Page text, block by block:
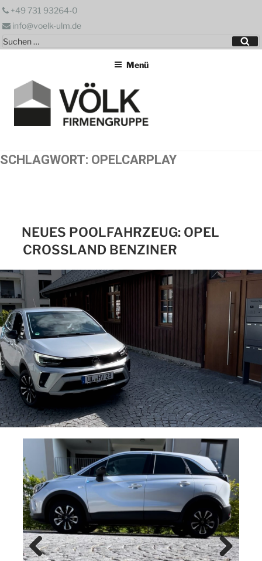
Zum
springen
+49 731 93264-0
info@voelk-ulm.de
Suchen
nach:
Menü
SCHLAGWORT: OPELCARPLAY
NEUES POOLFAHRZEUG: OPEL
CROSSLAND BENZINER